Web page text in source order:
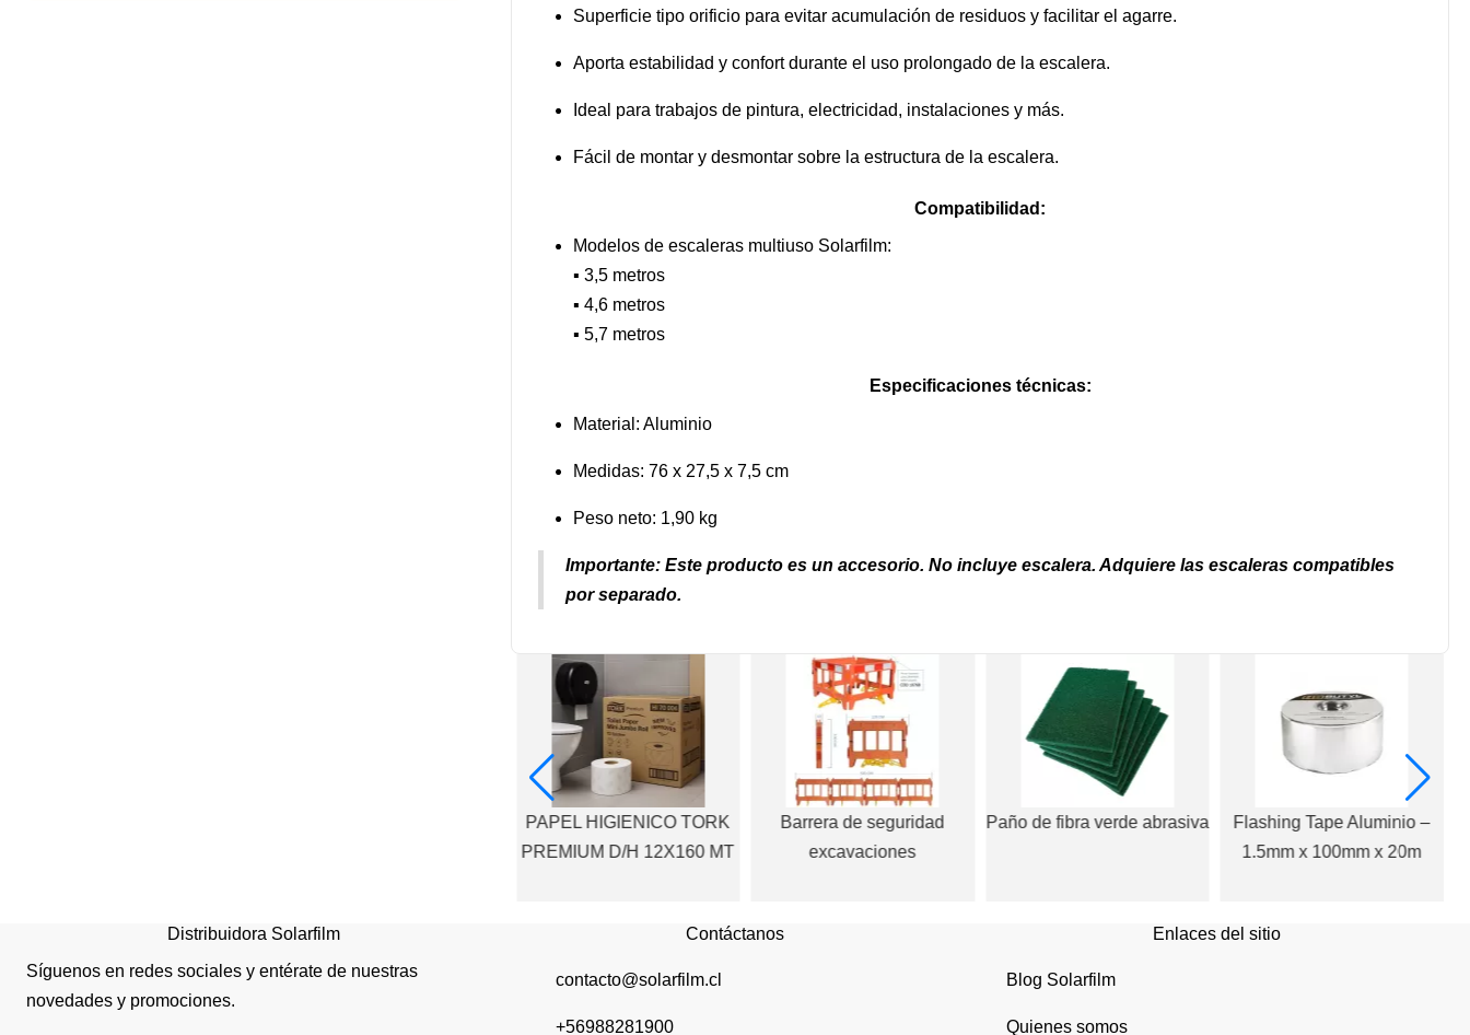
Superficie tipo orificio para evitar acumulación de residuos y facilitar el agarre.
Aporta estabilidad y confort durante el uso prolongado de la escalera.
Ideal para trabajos de pintura, electricidad, instalaciones y más.
Fácil de montar y desmontar sobre la estructura de la escalera.
Compatibilidad:
Modelos de escaleras multiuso Solarfilm:
▪ 3,5 metros
▪ 4,6 metros
▪ 5,7 metros
Especificaciones técnicas:
Material: Aluminio
Medidas: 76 x 27,5 x 7,5 cm
Peso neto: 1,90 kg
Importante: Este producto es un accesorio. No incluye escalera. Adquiere las escaleras compatibles
por separado.
PAPEL HIGIENICO TORK
PREMIUM D/H 12X160 MT
Barrera de seguridad
excavaciones
Paño de fibra verde abrasiva
Flashing Tape Aluminio –
1.5mm x 100mm x 20m
Distribuidora Solarfilm
Síguenos en redes sociales y entérate de nuestras
novedades y promociones.
Contáctanos
contacto@solarfilm.cl
+56988281900
Enlaces del sitio
Blog Solarfilm
Quienes somos